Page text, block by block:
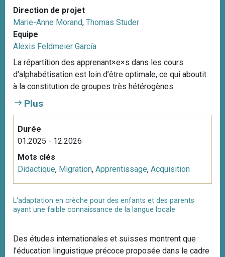
Direction de projet
Marie-Anne Morand, Thomas Studer
Equipe
Alexis Feldmeier García
La répartition des apprenant×e×s dans les cours
d'alphabétisation est loin d’être optimale, ce qui aboutit
à la constitution de groupes très hétérogènes.
Plus
Durée
01.2025 - 12.2026
Mots clés
Didactique, Migration, Apprentissage, Acquisition
L'adaptation en crèche pour des enfants et des parents
ayant une faible connaissance de la langue locale
Des études internationales et suisses montrent que
l'éducation linguistique précoce proposée dans le cadre